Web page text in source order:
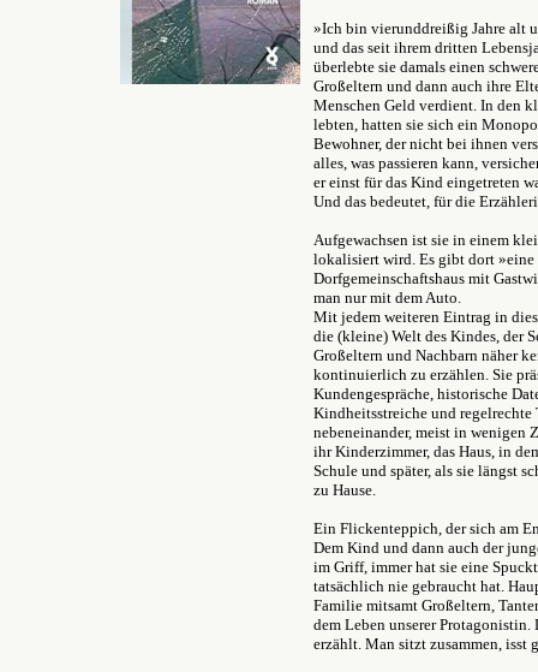
»Ich bin vierunddreißig Jahre alt
und das seit ihrem dritten
überlebte sie damals einen
Großeltern und dann auch ihre
Menschen Geld verdient. In den
lebten, hatten sie sich ein
Bewohner, der nicht bei ihnen
alles, was passieren kann,
er einst für das Kind eingetreten
Und das bedeutet, für die
Aufgewachsen ist sie in einem
lokalisiert wird. Es gibt dort
Dorfgemeinschaftshaus mit
man nur mit dem Auto.
Mit jedem weiteren Eintrag in
die (kleine) Welt des Kindes, der
Großeltern und Nachbarn näher
kontinuierlich zu erzählen. Sie
Kundengespräche, historische
Kindheitsstreiche und
nebeneinander, meist in wenigen
ihr Kinderzimmer, das Haus, in
Schule und später, als sie längst
zu Hause.
Ein Flickenteppich, der sich am
Dem Kind und dann auch der
im Griff, immer hat sie eine
tatsächlich nie gebraucht hat.
Familie mitsamt Großeltern,
dem Leben unserer
erzählt. Man sitzt zusammen, isst